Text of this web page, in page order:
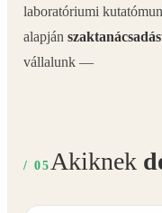
laboratóriumi
alapján
vállalunk —
/ 05 Akiknek